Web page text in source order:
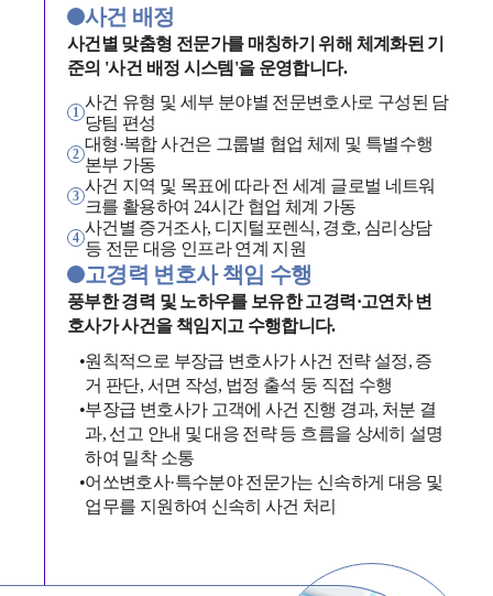
그룹소개
사건 배정
사건별 맞춤형 전문가를 매칭하기 위해 체계화된 기
준의 '사건 배정 시스템'을 운영합니다.
1
사건 유형 및 세부 분야별 전문변호사로 구성된 담
당팀 편성
2
대형·복합 사건은 그룹별 협업 체제 및 특별수행
본부 가동
3
사건 지역 및 목표에 따라 전 세계 글로벌 네트워
크를 활용하여 24시간 협업 체계 가동
4
사건별 증거조사, 디지털포렌식, 경호, 심리상담
등 전문 대응 인프라 연계 지원
고경력 변호사 책임 수행
풍부한 경력 및 노하우를 보유한 고경력·고연차 변
호사가 사건을 책임지고 수행합니다.
•원칙적으로 부장급 변호사가 사건 전략 설정, 증
거 판단, 서면 작성, 법정 출석 둥 직접 수행
•부장급 변호사가 고객에 사건 진행 경과, 처분 결
과, 선고 안내 및 대응 전략 등 흐름을 상세히 설명
하여 밀착 소통
•어쏘변호사·특수분야 전문가는 신속하게 대응 및
업무를 지원하여 신속히 사건 처리